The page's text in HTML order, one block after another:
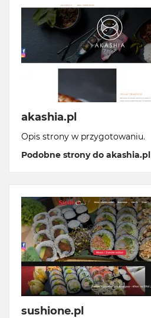
akashia.pl
Opis strony w przygotowaniu.
Podobne strony do akashia.pl
sushione.pl